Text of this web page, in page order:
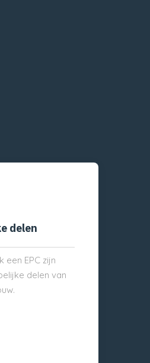
delen
EPC zijn
delen van